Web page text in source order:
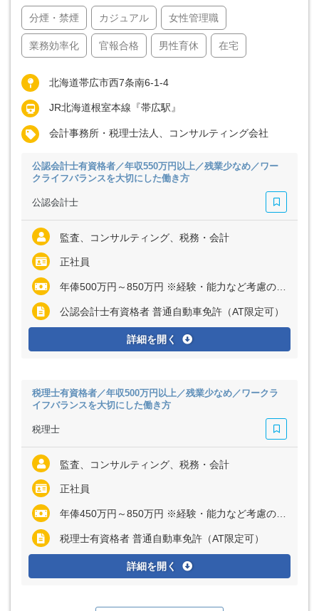
分煙・禁煙 カジュアル 女性管理職
業務効率化 官報合格 男性育休 在宅
北海道帯広市西7条南6-1-4
JR北海道根室本線『帯広駅』
会計事務所・税理士法人、コンサルティング会社
公認会計士有資格者／年収550万円以上／残業少なめ／ワー
クライフバランスを大切にした働き方
公認会計士
監査、コンサルティング、税務・会計
正社員
年俸500万円～850万円 ※経験・能力など考慮の上、決定いたします ※残業代は全額支給
公認会計士有資格者 普通自動車免許（AT限定可）
詳細を開く
税理士有資格者／年収500万円以上／残業少なめ／ワークラ
イフバランスを大切にした働き方
税理士
監査、コンサルティング、税務・会計
正社員
年俸450万円～850万円 ※経験・能力など考慮の上、決定いたします ※残業代は全額支給
税理士有資格者 普通自動車免許（AT限定可）
詳細を開く